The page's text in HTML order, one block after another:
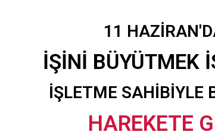
11
İŞİNİ BÜYÜTMEK
İŞLETME SAHİBİYLE
HAREKETE